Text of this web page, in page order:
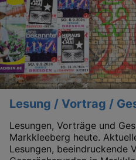
Lesung / Vortrag /
Lesungen, Vorträge und
Markkleeberg heute.
Lesungen, beeindruckende